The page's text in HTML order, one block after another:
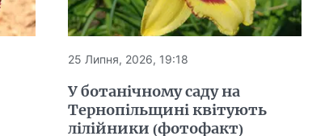
25 Липня, 2026, 19:18
У ботанічному саду на
Тернопільщині квітують
лілійники (фотофакт)